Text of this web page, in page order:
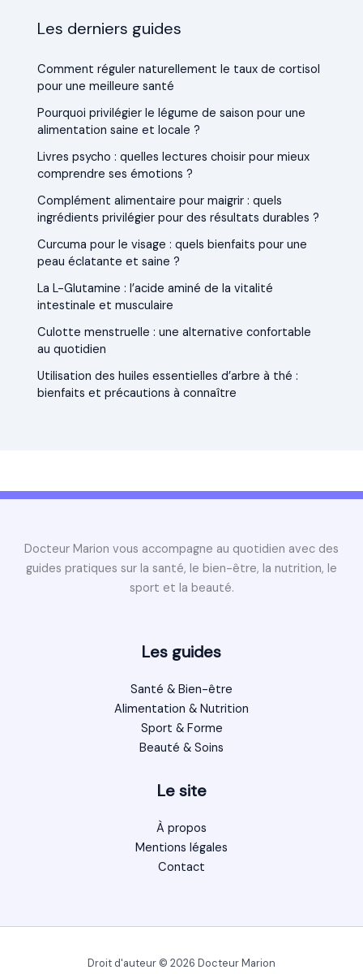
Les derniers guides
Comment réguler naturellement le taux de cortisol
pour une meilleure santé
Pourquoi privilégier le légume de saison pour une
alimentation saine et locale ?
Livres psycho : quelles lectures choisir pour mieux
comprendre ses émotions ?
Complément alimentaire pour maigrir : quels
ingrédients privilégier pour des résultats durables ?
Curcuma pour le visage : quels bienfaits pour une
peau éclatante et saine ?
La L-Glutamine : l’acide aminé de la vitalité
intestinale et musculaire
Culotte menstruelle : une alternative confortable
au quotidien
Utilisation des huiles essentielles d’arbre à thé :
bienfaits et précautions à connaître
Docteur Marion vous accompagne au quotidien avec des
guides pratiques sur la santé, le bien-être, la nutrition, le
sport et la beauté.
Les guides
Santé & Bien-être
Alimentation & Nutrition
Sport & Forme
Beauté & Soins
Le site
À propos
Mentions légales
Contact
Droit d'auteur © 2026 Docteur Marion